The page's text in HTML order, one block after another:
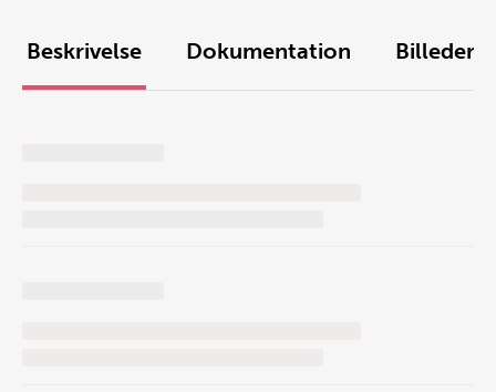
Beskrivelse Dokumentation Billeder